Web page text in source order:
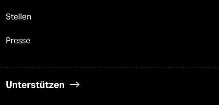
Stellen
Presse
Unterstützen